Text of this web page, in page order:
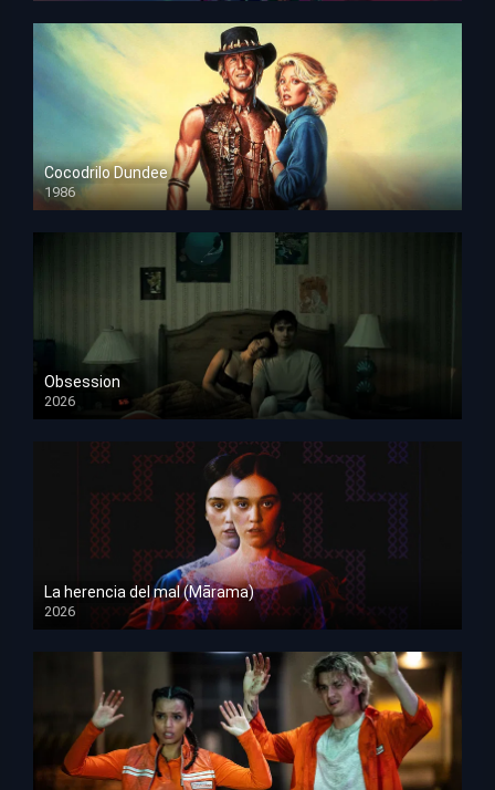
Cocodrilo Dundee
1986
HD 1080p
Obsession
2026
HD 1080p
La herencia del mal (Mārama)
2026
HD 1080p